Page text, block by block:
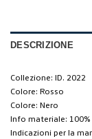
DESCRIZIONE
Collezione: ID. 2022
Colore: Rosso
Colore: Nero
Info materiale:
Indicazioni per la